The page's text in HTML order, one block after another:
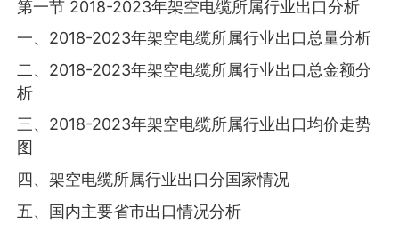
第一节 2018-2023年架空电缆所属行业出口分析
一、2018-2023年架空电缆所属行业出口总量分析
二、2018-2023年架空电缆所属行业出口总金额分
析
三、2018-2023年架空电缆所属行业出口均价走势
图
四、架空电缆所属行业出口分国家情况
五、国内主要省市出口情况分析